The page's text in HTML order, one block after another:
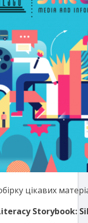
цікавих
Storybook: